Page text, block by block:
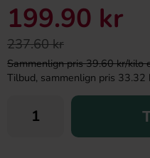
199.90 kr
237.60 kr
Sammenlign pris 39.60 kr/kilo
Tilbud, sammenlign pris